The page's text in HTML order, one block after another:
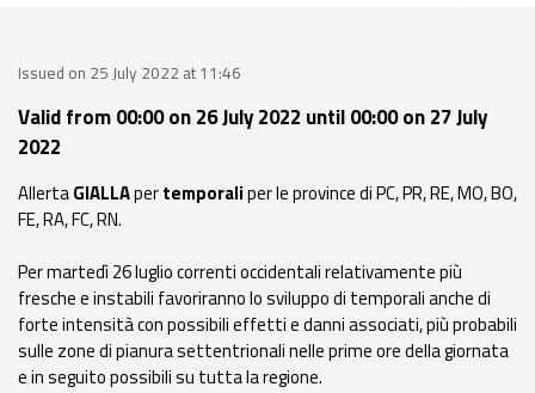
Avalanche
Alerts and
Bulletins
monitoring
Forecasts and
data
Issued on 25 July 2022 at 11:46
Valid from 00:00 on 26 July 2022 until 00:00 on 27 July
2022
AllertaGIALLApertemporaliper le province di PC, PR, RE, MO, BO,
FE, RA, FC, RN.
Per martedì 26 luglio correnti occidentali relativamente più
fresche e instabili favoriranno lo sviluppo di temporali anche di
forte intensità con possibili effetti e danni associati, più probabili
sulle zone di pianura settentrionali nelle prime ore della giornata
e in seguito possibili su tutta la regione.